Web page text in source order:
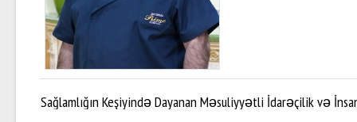
Sağlamlığın Keşiyində Dayanan Məsuliyyətli İdarəçilik və